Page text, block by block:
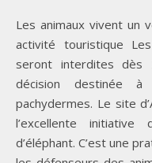
Les animaux vivent un véritable calvaire à cause de cette
activité touristique
seront interdites dès
décision destinée
pachydermes. Le site
l’excellente
d’éléphant. C’est une